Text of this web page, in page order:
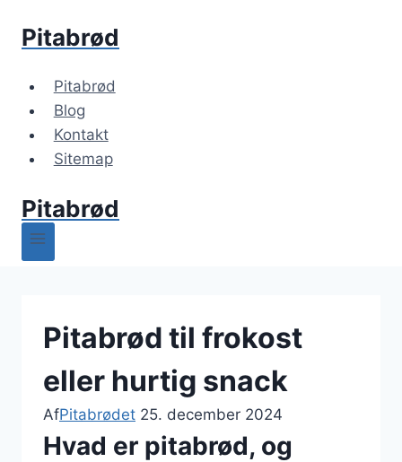
Pitabrød
Pitabrød
Blog
Kontakt
Sitemap
Pitabrød
Pitabrød til frokost
eller hurtig snack
AfPitabrødet 25. december 2024
Hvad er pitabrød, og